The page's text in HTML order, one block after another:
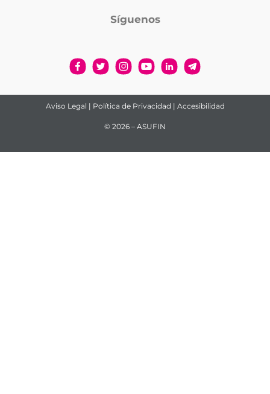
Síguenos
Aviso Legal | Política de Privacidad | Accesibilidad
© 2026 – ASUFIN